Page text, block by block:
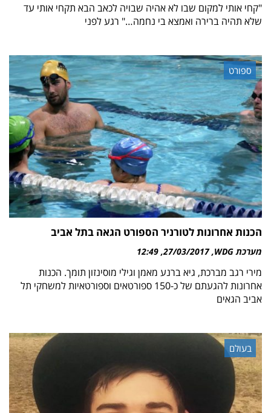
"קחי אותי למקום שבו לא אהיה שבויה לכאב הבא תקחי אותי עד
שלא תהיה ברירה ואמצא בי נחמה…" רגע לפני
ספורט
הכנות אחרונות לטורניר הספורט הגאה בתל אביב
מערכת WDG 27/03/2017
12:49
מירי רגב מברכת, גיא ברנע מאמן וגילי מוסינזון תומך. הכנות
אחרונות להגעתם של כ-150 ספורטאים וספורטאיות למשחקי תל
אביב הגאים
בעולם